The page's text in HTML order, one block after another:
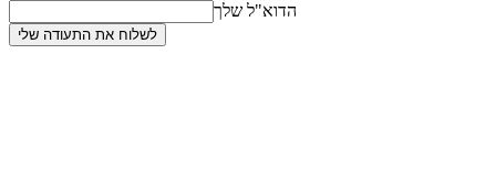
הדוא"ל שלך